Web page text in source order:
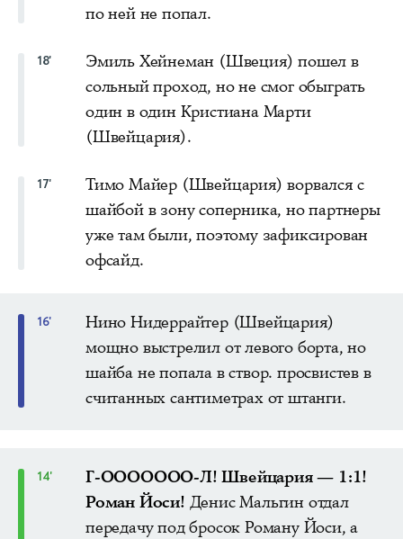
по ней не попал.
18'
Эмиль Хейнеман (Швеция) пошел в
сольный проход, но не смог обыграть
один в один Кристиана Марти
(Швейцария).
17'
Тимо Майер (Швейцария) ворвался с
шайбой в зону соперника, но партнеры
уже там были, поэтому зафиксирован
офсайд.
16'
Нино Нидеррайтер (Швейцария)
мощно выстрелил от левого борта, но
шайба не попала в створ. просвистев в
считанных сантиметрах от штанги.
14'
Г-ООООООО-Л! Швейцария — 1:1!
Роман Йоси! Денис Мальгин отдал
передачу под бросок Роману Йоси, а